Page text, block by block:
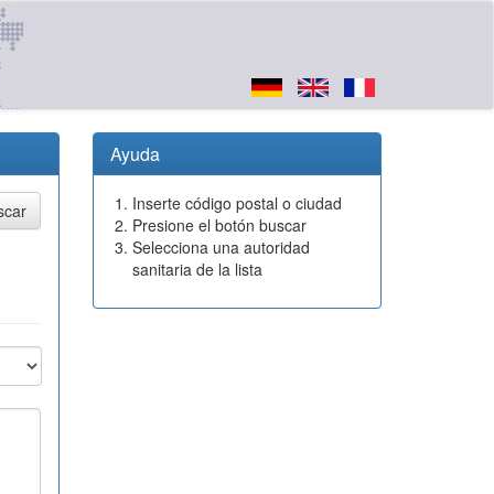
Ayuda
Inserte código postal o ciudad
Presione el botón buscar
Selecciona una autoridad
sanitaria de la lista